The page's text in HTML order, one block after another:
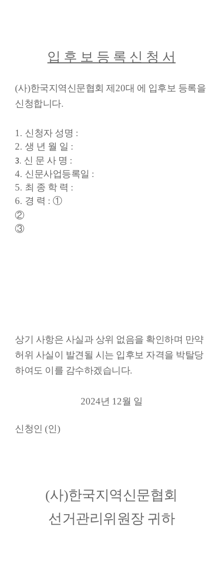
입 후 보 등 록 신 청 서
(사)한국지역신문협회 제 20대 에 입후보 등록을
신청합니다.
1. 신청자 성명 :
2. 생 년 월 일 :
3. 신 문 사 명 :
4. 신문사업등록일 :
5. 최 종 학 력 :
6. 경 력 : ①
②
③
상기 사항은 사실과 상위 없음을 확인하며 만약
허위 사실이 발견될 시는 입후보 자격을 박탈당
하여도 이를 감수하겠습니다.
2024년 12월 일
신청인 (인)
(사)한국지역신문협회
선거관리위원장 귀하